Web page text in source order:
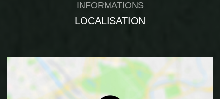
INFORMATIONS
LOCALISATION